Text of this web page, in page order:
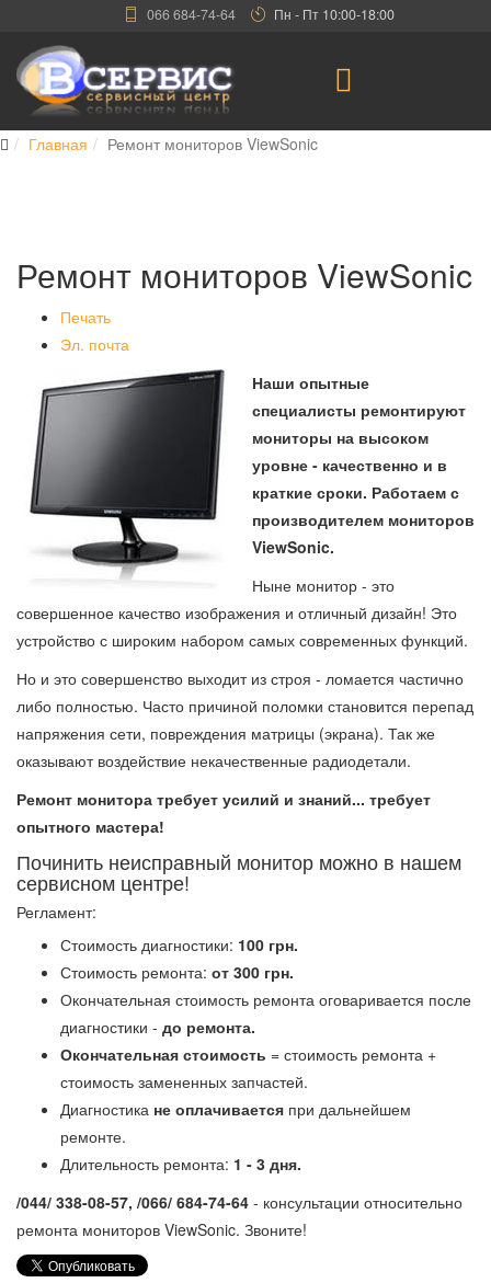
066 684-74-64 Пн - Пт 10:00-18:00
Главная Ремонт мониторов ViewSonic
Ремонт мониторов ViewSonic
Печать
Эл. почта
Наши опытные
специалисты ремонтируют
мониторы на высоком
уровне - качественно и в
краткие сроки. Работаем с
производителем мониторов
ViewSonic.
Ныне монитор - это
совершенное качество изображения и отличный дизайн! Это
устройство с широким набором самых современных функций.
Но и это совершенство выходит из строя - ломается частично
либо полностью. Часто причиной поломки становится перепад
напряжения сети, повреждения матрицы (экрана). Так же
оказывают воздействие некачественные радиодетали.
Ремонт монитора требует усилий и знаний... требует
опытного мастера!
Починить неисправный монитор можно в нашем
сервисном центре!
Регламент:
Стоимость диагностики: 100 грн.
Стоимость ремонта: от 300 грн.
Окончательная стоимость ремонта оговаривается после
диагностики - до ремонта.
Окончательная стоимость = стоимость ремонта +
стоимость замененных запчастей.
Диагностика не оплачивается при дальнейшем
ремонте.
Длительность ремонта: 1 - 3 дня.
/044/ 338-08-57, /066/ 684-74-64 - консультации относительно
ремонта мониторов ViewSonic. Звоните!